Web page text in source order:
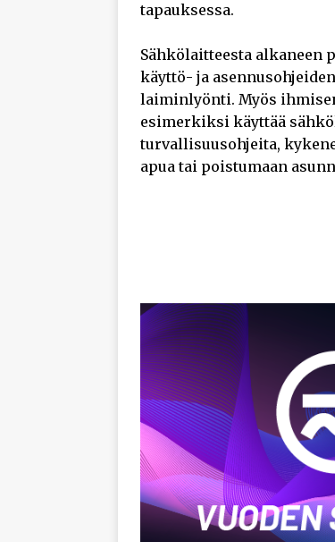
tapauksessa.
Sähkölaitteesta alkaneen
käyttö- ja
laiminlyönti. Myös
esimerkiksi käyttää
turvallisuusohjeita,
apua tai poistumaan